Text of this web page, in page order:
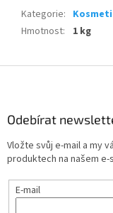
Kategorie:
Hmotnost: 1 kg
Odebírat
Vložte svůj e-mail a my
produktech na našem e-
E-mail